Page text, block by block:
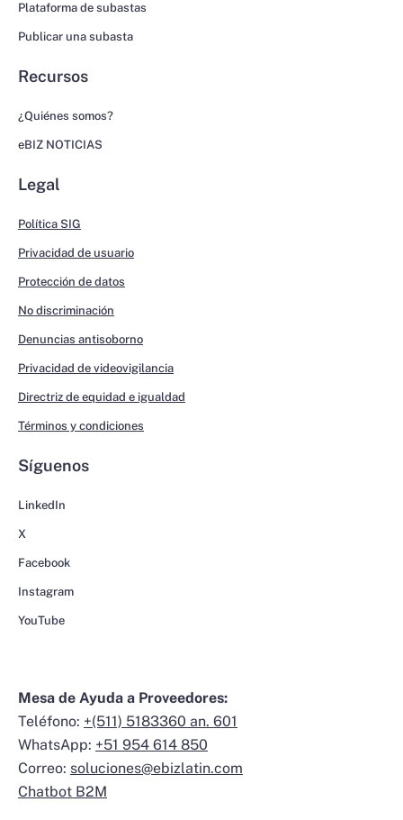
Plataforma de subastas
Publicar una subasta
Recursos
¿Quiénes somos?
eBIZ NOTICIAS
Legal
Política SIG
Privacidad de usuario
Protección de datos
No discriminación
Denuncias antisoborno
Privacidad de videovigilancia
Directriz de equidad e igualdad
Términos y condiciones
Síguenos
LinkedIn
X
Facebook
Instagram
YouTube
Mesa de Ayuda a Proveedores:
Teléfono: +(511) 5183360 an. 601
WhatsApp: +51 954 614 850
Correo: soluciones@ebizlatin.com
Chatbot B2M